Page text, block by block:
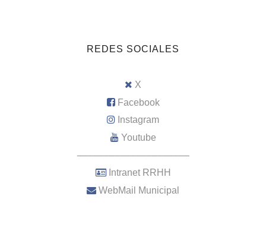
REDES SOCIALES
X
Facebook
Instagram
Youtube
–––––––––––––––––––––
Intranet RRHH
WebMail Municipal